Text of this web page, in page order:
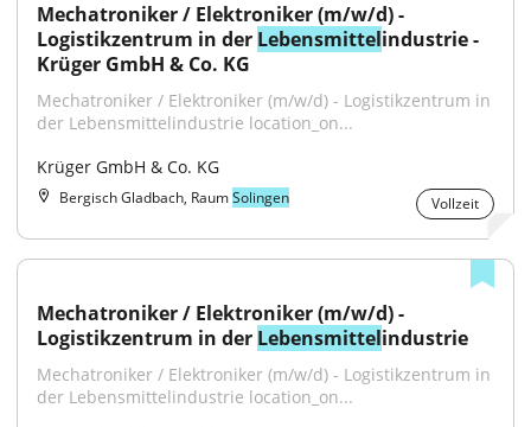
Mechatroniker / Elektroniker (m/w/d) -
Logistikzentrum in der Lebensmittelindustrie -
Krüger GmbH & Co. KG
Mechatroniker / Elektroniker (m/w/d) - Logistikzentrum in
der Lebensmittelindustrie location_on...
Krüger GmbH & Co. KG
Bergisch Gladbach, RaumSolingen Vollzeit
Mechatroniker / Elektroniker (m/w/d) -
Logistikzentrum in der Lebensmittelindustrie
Mechatroniker / Elektroniker (m/w/d) - Logistikzentrum in
der Lebensmittelindustrie location_on...